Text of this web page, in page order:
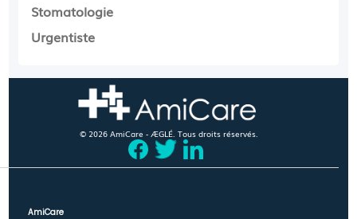
Stomatologie
Urgentiste
© 2026 AmiCare - ÆGLÉ. Tous droits réservés.
AmiCare